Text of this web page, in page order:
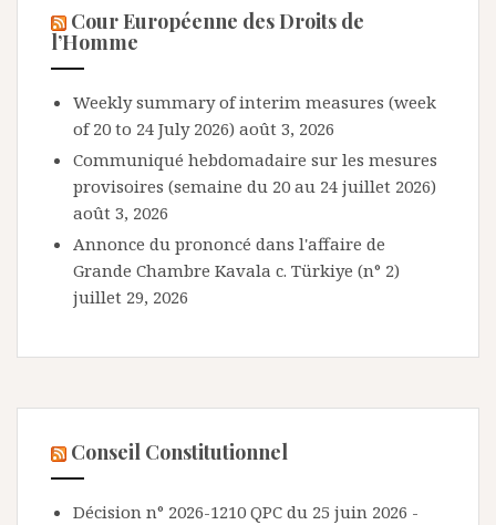
Cour Européenne des Droits de
l’Homme
Weekly summary of interim measures (week
of 20 to 24 July 2026) août 3, 2026
Communiqué hebdomadaire sur les mesures
provisoires (semaine du 20 au 24 juillet 2026)
août 3, 2026
Annonce du prononcé dans l'affaire de
Grande Chambre Kavala c. Türkiye (n° 2)
juillet 29, 2026
Conseil Constitutionnel
Décision n° 2026-1210 QPC du 25 juin 2026 -